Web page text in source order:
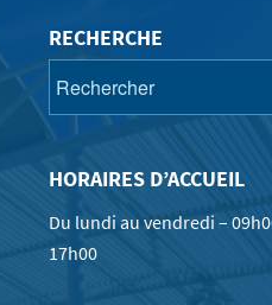
RECHERCHE
HORAIRES D’ACCUEIL
Du lundi au vendredi –
17h00